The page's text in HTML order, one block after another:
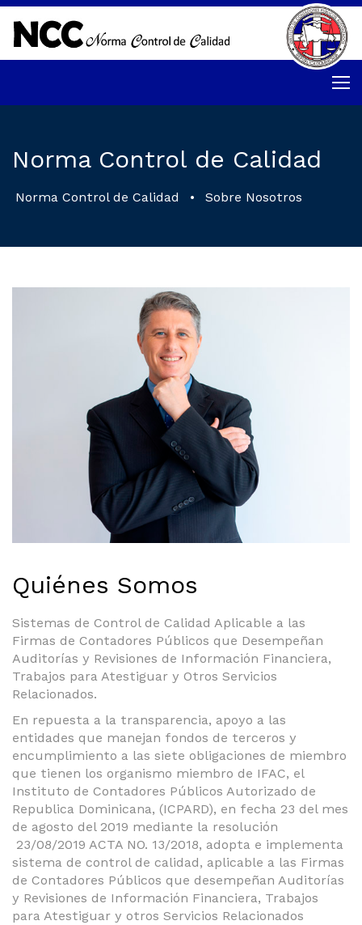
Norma Control de Calidad
Norma Control de Calidad • Sobre Nosotros
Quiénes Somos
Sistemas de Control de Calidad Aplicable a las
Firmas de Contadores Públicos que Desempeñan
Auditorías y Revisiones de Información Financiera,
Trabajos para Atestiguar y Otros Servicios
Relacionados.
En repuesta a la transparencia, apoyo a las
entidades que manejan fondos de terceros y
encumplimiento a las siete obligaciones de miembro
que tienen los organismo miembro de IFAC, el
Instituto de Contadores Públicos Autorizado de
Republica Dominicana, (ICPARD), en fecha 23 del mes
de agosto del 2019 mediante la resolución
23/08/2019 ACTA NO. 13/2018, adopta e implementa
sistema de control de calidad, aplicable a las Firmas
de Contadores Públicos que desempeñan Auditorías
y Revisiones de Información Financiera, Trabajos
para Atestiguar y otros Servicios Relacionados